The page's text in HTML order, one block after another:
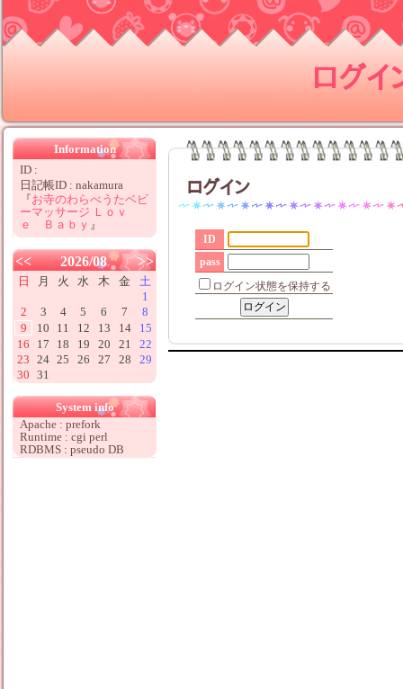
ログイ
ログイン
ID
pass
ログイン状態を保持する
Information
ID :
日記帳ID : nakamura
『お寺のわらべうたベビ
ーマッサージ Ｌｏｖ
ｅ Ｂａｂｙ 』
<< 2026/08 >>
日 月 火 水 木 金
土
1
2
3 4 5 6 7
8
9
10 11 12 13 14
15
16
17 18 19 20 21
22
23 24 25 26 27 28
29
30 31
System info
Apache : prefork
Runtime : cgi perl
RDBMS : pseudo DB